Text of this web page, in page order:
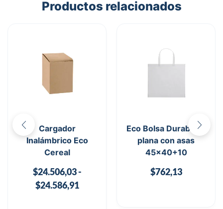
Productos relacionados
Cargador
Inalámbrico Eco
Cereal
$24.506,03 -
$24.586,91
Eco Bolsa Durabag –
plana con asas
45×40+10
$762,13